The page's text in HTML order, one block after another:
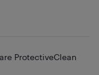
ProtectiveClean